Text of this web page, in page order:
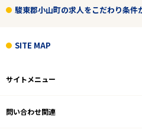
エリアで探す
静岡
駿東郡小山町
業種
駿東郡小山町の求人をこだわり条件
SITE MAP
サイトメニュー
問い合わせ関連